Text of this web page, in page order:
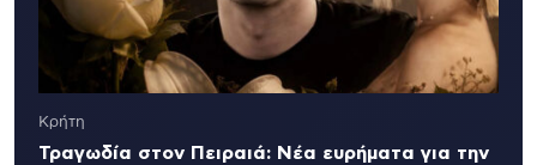
Κρήτη
Τραγωδία στον Πειραιά: Νέα ευρήματα για την